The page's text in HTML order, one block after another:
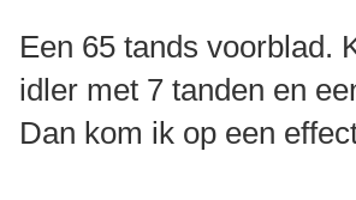
Een 65 tands voorblad.
idler met 7 tanden en
Dan kom ik op een